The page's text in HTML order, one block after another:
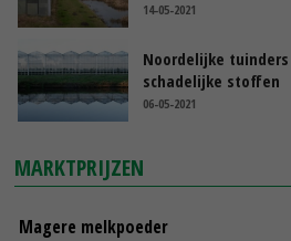
14-05-2021
Noordelijke
schadelijke stoffen
06-05-2021
MARKTPRIJZEN
Magere melkpoeder